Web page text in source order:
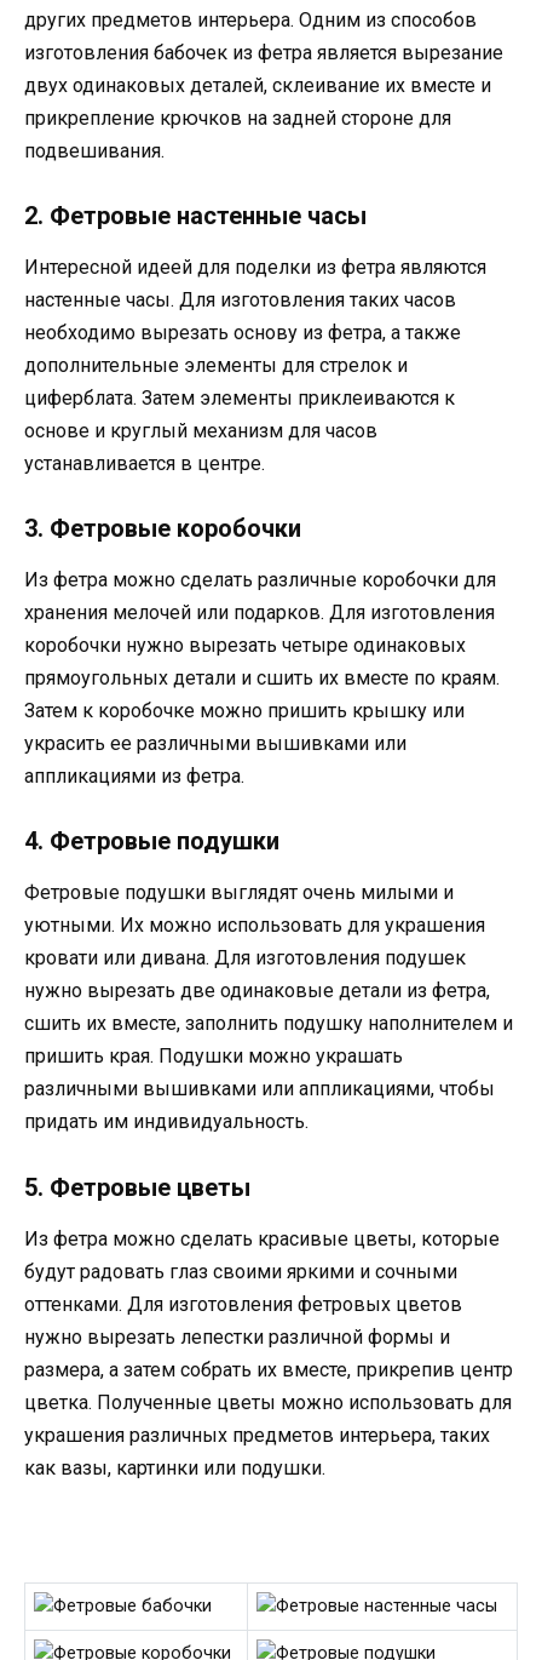
других предметов интерьера. Одним из способов
изготовления бабочек из фетра является вырезание
двух одинаковых деталей, склеивание их вместе и
прикрепление крючков на задней стороне для
подвешивания.
2. Фетровые настенные часы
Интересной идеей для поделки из фетра являются
настенные часы. Для изготовления таких часов
необходимо вырезать основу из фетра, а также
дополнительные элементы для стрелок и
циферблата. Затем элементы приклеиваются к
основе и круглый механизм для часов
устанавливается в центре.
3. Фетровые коробочки
Из фетра можно сделать различные коробочки для
хранения мелочей или подарков. Для изготовления
коробочки нужно вырезать четыре одинаковых
прямоугольных детали и сшить их вместе по краям.
Затем к коробочке можно пришить крышку или
украсить ее различными вышивками или
аппликациями из фетра.
4. Фетровые подушки
Фетровые подушки выглядят очень милыми и
уютными. Их можно использовать для украшения
кровати или дивана. Для изготовления подушек
нужно вырезать две одинаковые детали из фетра,
сшить их вместе, заполнить подушку наполнителем и
пришить края. Подушки можно украшать
различными вышивками или аппликациями, чтобы
придать им индивидуальность.
5. Фетровые цветы
Из фетра можно сделать красивые цветы, которые
будут радовать глаз своими яркими и сочными
оттенками. Для изготовления фетровых цветов
нужно вырезать лепестки различной формы и
размера, а затем собрать их вместе, прикрепив центр
цветка. Полученные цветы можно использовать для
украшения различных предметов интерьера, таких
как вазы, картинки или подушки.